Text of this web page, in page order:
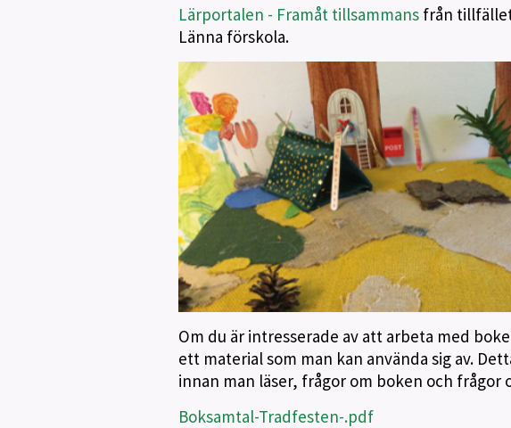
Lärportalen - Framåt tillsammansfrån tillfället
Länna förskola.
Om du är intresserade av att arbeta med
ett material som man kan använda sig av.
innan man läser, frågor om boken och frågor
Boksamtal-Tradfesten-.pdf